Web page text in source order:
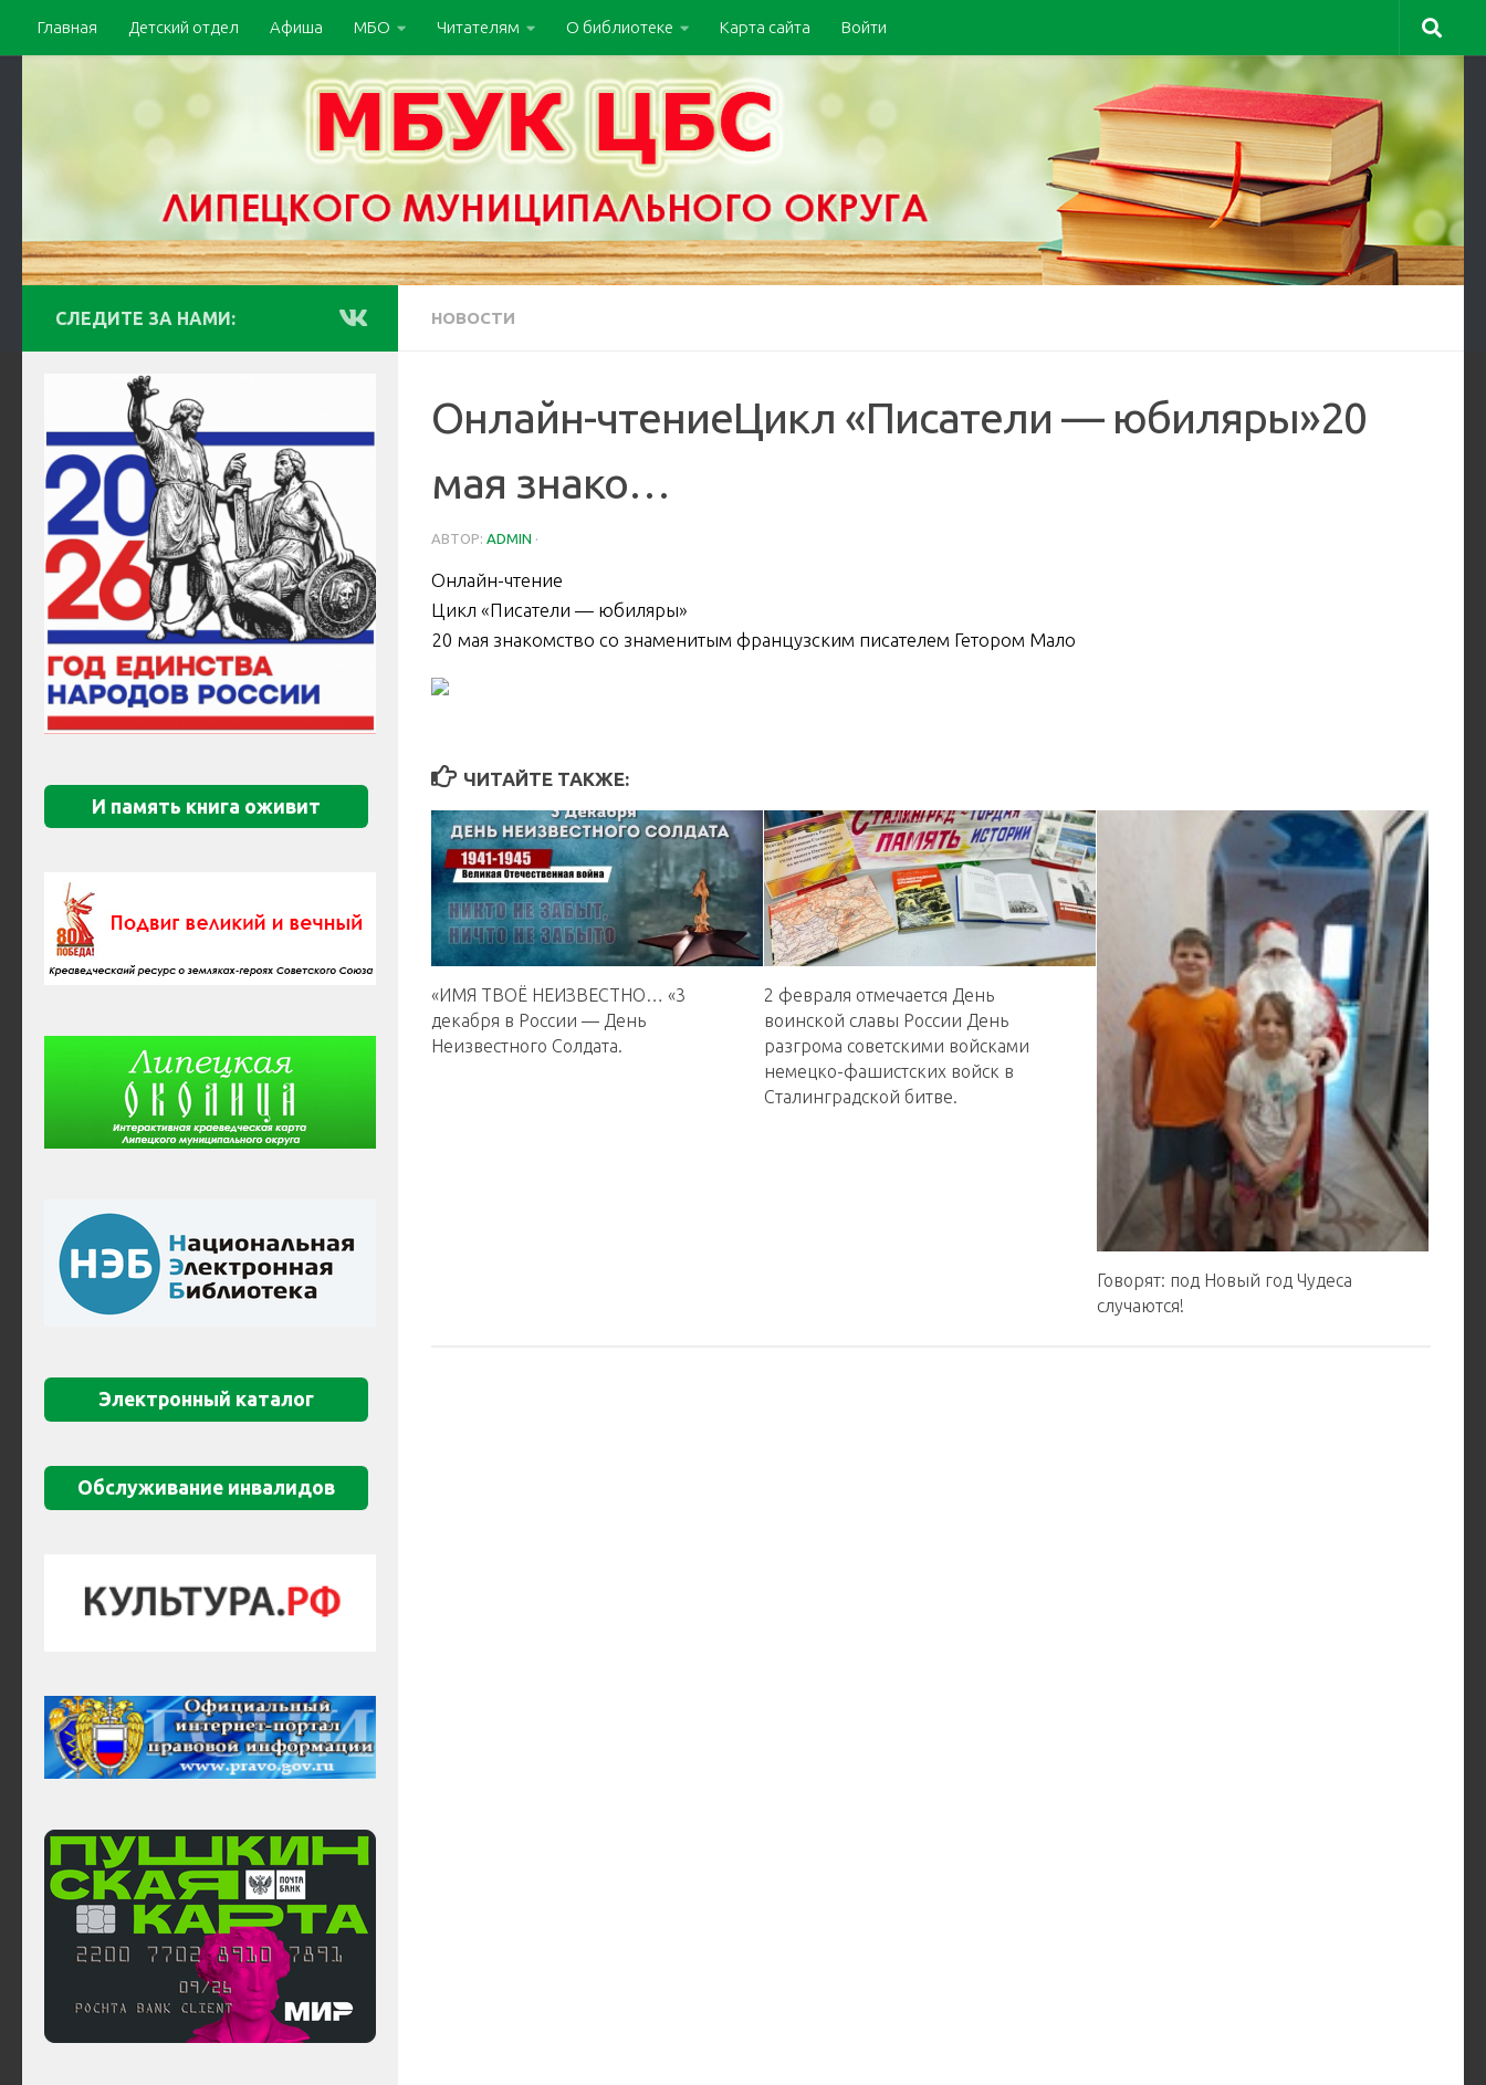
Главная Детский отдел Афиша МБО Читателям О библиотеке Карта сайта Войти
НОВОСТИ
Онлайн-чтениеЦикл «Писатели — юбиляры»20
мая знако…
АВТОР: ADMIN ·
Онлайн-чтение
Цикл «Писатели — юбиляры»
20 мая знакомство со знаменитым французским писателем Гетором Мало
ЧИТАЙТЕ ТАКЖЕ:
«ИМЯ ТВОЁ НЕИЗВЕСТНО… «3
декабря в России — День
Неизвестного Солдата.
2 февраля отмечается День
воинской славы России День
разгрома советскими войсками
немецко-фашистских войск в
Сталинградской битве.
Говорят: под Новый год️ Чудеса
случаются!️
СЛЕДИТЕ ЗА НАМИ:
И память книга оживит
Электронный каталог
Обслуживание инвалидов